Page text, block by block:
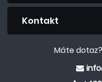
Kontakt
Máte